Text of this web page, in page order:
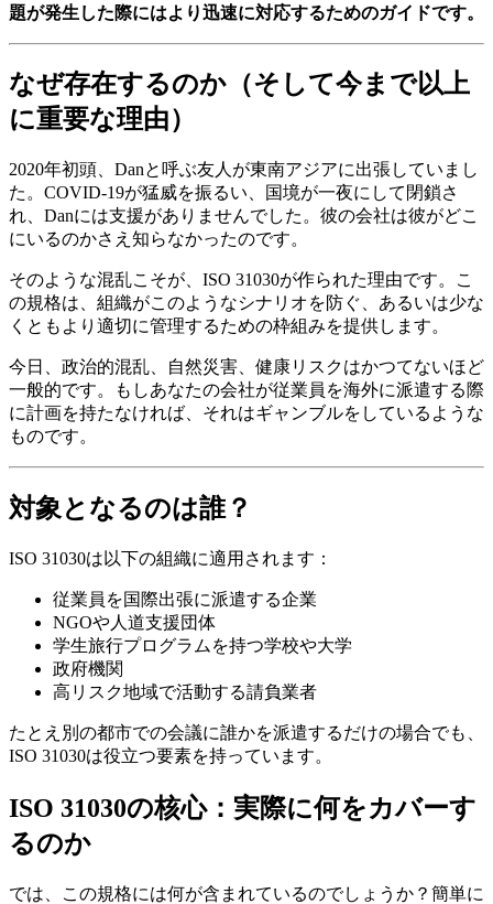
題が発生した際にはより迅速に対応するためのガイドです。
なぜ存在するのか（そして今まで以上
に重要な理由）
2020年初頭、Danと呼ぶ友人が東南アジアに出張していまし
た。COVID-19が猛威を振るい、国境が一夜にして閉鎖さ
れ、Danには支援がありませんでした。彼の会社は彼がどこ
にいるのかさえ知らなかったのです。
そのような混乱こそが、ISO 31030が作られた理由です。こ
の規格は、組織がこのようなシナリオを防ぐ、あるいは少な
くともより適切に管理するための枠組みを提供します。
今日、政治的混乱、自然災害、健康リスクはかつてないほど
一般的です。もしあなたの会社が従業員を海外に派遣する際
に計画を持たなければ、それはギャンブルをしているような
ものです。
対象となるのは誰？
ISO 31030は以下の組織に適用されます：
従業員を国際出張に派遣する企業
NGOや人道支援団体
学生旅行プログラムを持つ学校や大学
政府機関
高リスク地域で活動する請負業者
たとえ別の都市での会議に誰かを派遣するだけの場合でも、
ISO 31030は役立つ要素を持っています。
ISO 31030の核心：実際に何をカバーす
るのか
では、この規格には何が含まれているのでしょうか？簡単に